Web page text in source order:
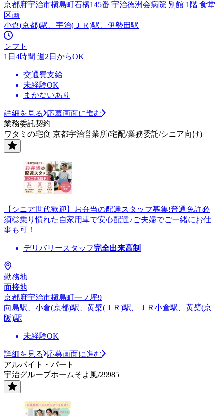
京都府宇治市槇島町石橋145番 宇治徳洲会病院 別館 1階 食堂
区画
小倉(京都)駅、宇治(ＪＲ)駅、伊勢田駅
シフト
1日4時間 週2日からOK
交通費支給
未経験OK
まかないあり
詳細を見る
応募画面に進む
業務委託契約
ワタミの宅食 京都宇治営業所(宅配/業務委託/シニア向け)
【シニア世代歓迎】お弁当の配達スタッフ募集!普通免許必
須◎乗り慣れた自家用車で安心配達♪ご夫婦でご一緒にお仕
事も可！
デリバリースタッフ完全出来高制
勤務地
面接地
京都府宇治市槇島町一ノ坪9
向島駅、小倉(京都)駅、黄檗(ＪＲ)駅、ＪＲ小倉駅、黄檗(京
阪)駅
未経験OK
詳細を見る
応募画面に進む
アルバイト・パート
宇治グループホームそよ風/29985